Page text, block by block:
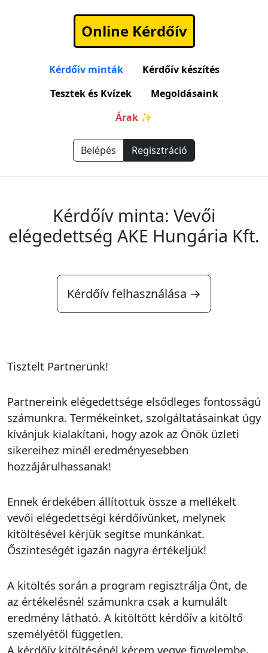
Online Kérdőív
Kérdőív minták
Kérdőív készítés
Tesztek és Kvízek
Megoldásaink
Árak ✨
Belépés Regisztráció
Kérdőív minta: Vevői
elégedettség AKE Hungária Kft.
Kérdőív felhasználása →
Tisztelt Partnerünk!
Partnereink elégedettsége elsődleges fontosságú
számunkra. Termékeinket, szolgáltatásainkat úgy
kívánjuk kialakítani, hogy azok az Önök üzleti
sikereihez minél eredményesebben
hozzájárulhassanak!
Ennek érdekében állítottuk össze a mellékelt
vevői elégedettségi kérdőívünket, melynek
kitöltésével kérjük segítse munkánkat.
Őszinteségét igazán nagyra értékeljük!
A kitöltés során a program regisztrálja Önt, de
az értékelésnél számunkra csak a kumulált
eredmény látható. A kitöltött kérdőív a kitöltő
személyétől független.
A kérdőív kitöltésénél kérem vegye figyelembe,